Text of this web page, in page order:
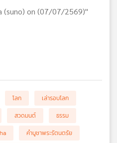
(suno) on (07/07/2569)"
โลก
เล่ารอบโลก
สวดมนต์
ธรรม
คำบูชาพระรัตนตรัย